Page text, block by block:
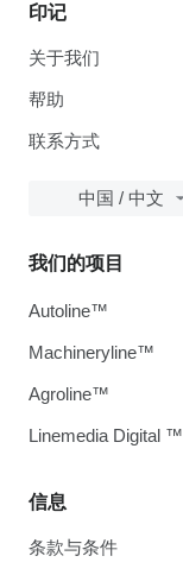
印记
关于我们
帮助
联系方式
中国 / 中文
信息
条款与条件
我们的项目
Autoline™
Machineryline™
Agroline™
Linemedia Digital ™